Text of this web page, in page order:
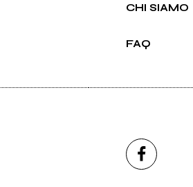
CHI SIAMO
FAQ